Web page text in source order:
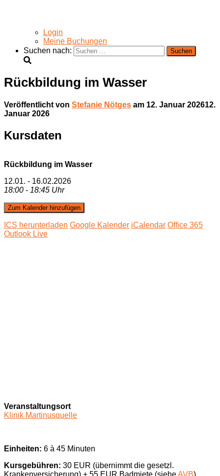
Login
Meine Buchungen
Suchen nach:
Rückbildung im Wasser
Veröffentlicht von Stefanie Nötges am 12. Januar 202612.
Januar 2026
Kursdaten
Rückbildung im Wasser
12.01. - 16.02.2026
18:00 - 18:45 Uhr
Zum Kalender hinzufügen
ICS herunterladen Google Kalender iCalendar Office 365
Outlook Live
Veranstaltungsort
Klinik Martinusquelle
Einheiten: 6 à 45 Minuten
Kursgebühren: 30 EUR (übernimmt die gesetzl.